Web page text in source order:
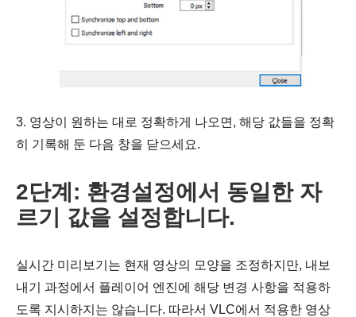
3. 영상이 원하는 대로 정확하게 나오면, 해당 값들을 정확
히 기록해 둔 다음 창을 닫으세요.
2단계: 환경설정에서 동일한 자
르기 값을 설정합니다.
실시간 미리보기는 현재 영상의 모양을 조정하지만, 내보
내기 과정에서 플레이어 엔진에 해당 변경 사항을 적용하
도록 지시하지는 않습니다. 따라서 VLC에서 적용한 영상